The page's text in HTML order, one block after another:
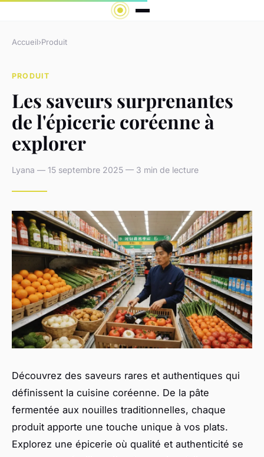
Accueil›Produit
PRODUIT
Les saveurs surprenantes
de l'épicerie coréenne à
explorer
Lyana — 15 septembre 2025 — 3 min de lecture
Découvrez des saveurs rares et authentiques qui
définissent la cuisine coréenne. De la pâte
fermentée aux nouilles traditionnelles, chaque
produit apporte une touche unique à vos plats.
Explorez une épicerie où qualité et authenticité se